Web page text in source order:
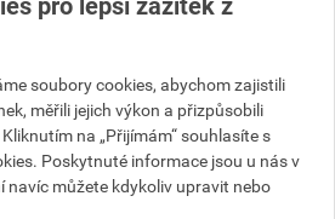
9
Lak ochranný reflexní
DenBit Reflex Alu 9 kg
pro lepší zážitek z
soubory cookies, abychom zajistili
měřili jejich výkon a přizpůsobili
na „Přijímám“ souhlasíte s
Poskytnuté informace jsou u nás v
navíc můžete kdykoliv upravit nebo